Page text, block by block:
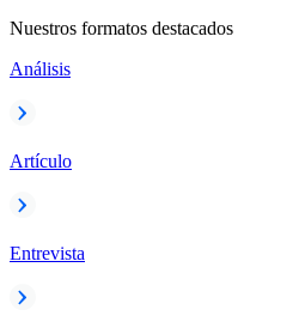
Nuestros formatos destacados
Análisis
Artículo
Entrevista